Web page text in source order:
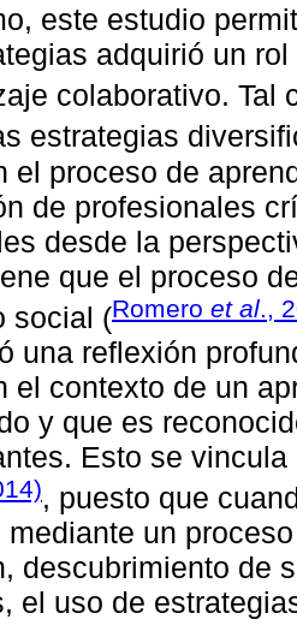
este estudio
adquirió un
colaborativo. Tal
estrategias
el proceso de
de profesionales
desde la
que el proceso
social (Romero et al.,
una reflexión
el contexto de un
y que es
Esto se vincula
, puesto que
mediante un
descubrimiento de
el uso de